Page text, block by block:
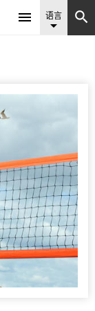
 语言
 